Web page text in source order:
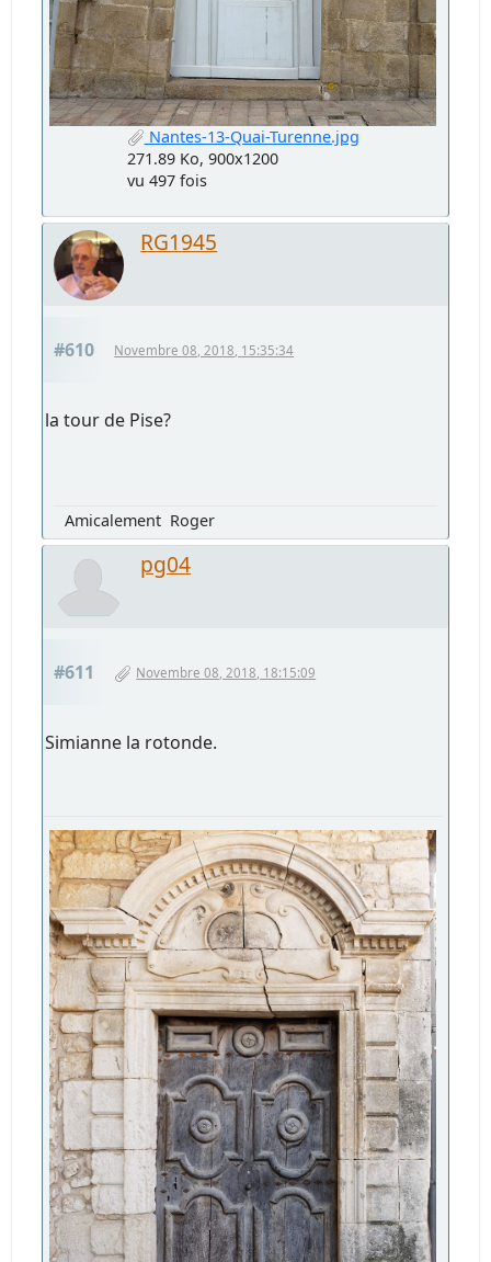
Nantes-13-Quai-Turenne.jpg
271.89 Ko, 900x1200
vu 497 fois
RG1945
#610 Novembre 08, 2018, 15:35:34
la tour de Pise?
Amicalement Roger
pg04
#611 Novembre 08, 2018, 18:15:09
Simianne la rotonde.